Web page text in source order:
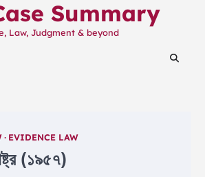
Summary
Law, Judgment & beyond
EVIDENCE LAW
(১৯৫৭)